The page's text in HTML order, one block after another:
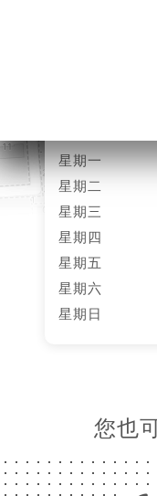
星期一
星期二
星期三
星期四
星期五
星期六
星期日
您也